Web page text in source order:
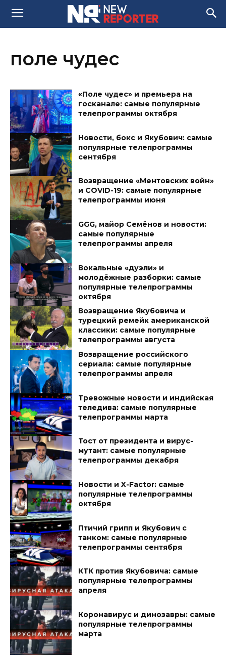
поле чудес
«Поле чудес» и премьера на
госканале: самые популярные
телепрограммы октября
Новости, бокс и Якубович: самые
популярные телепрограммы
сентября
Возвращение «Ментовских войн»
и COVID-19: самые популярные
телепрограммы июня
GGG, майор Семёнов и новости:
самые популярные
телепрограммы апреля
Вокальные «дуэли» и
молодёжные разборки: самые
популярные телепрограммы
октября
Возвращение Якубовича и
турецкий ремейк американской
классики: самые популярные
телепрограммы августа
Возвращение российского
сериала: самые популярные
телепрограммы апреля
Тревожные новости и индийская
теледива: самые популярные
телепрограммы марта
Тост от президента и вирус-
мутант: самые популярные
телепрограммы декабря
Новости и X-Factor: самые
популярные телепрограммы
октября
Птичий грипп и Якубович с
танком: самые популярные
телепрограммы сентября
КТК против Якубовича: самые
популярные телепрограммы
апреля
Коронавирус и динозавры: самые
популярные телепрограммы
марта